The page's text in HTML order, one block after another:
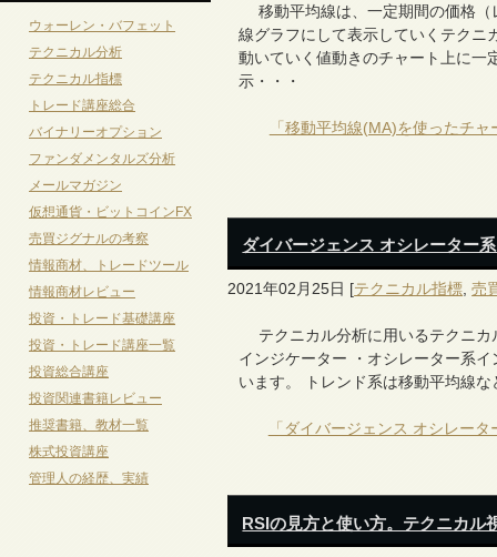
移動平均線は、一定期間の価格（
線グラフにして表示していくテクニ
動いていく値動きのチャート上に一
示・・・
「移動平均線(MA)を使ったチ
ダイバージェンス オシレーター
2021年02月25日 [テクニカル指標,売
テクニカル分析に用いるテクニカ
インジケーター ・オシレーター系
います。 トレンド系は移動平均線
「ダイバージェンス オシレー
RSIの見方と使い方。テクニカル
ウォーレン・バフェット
テクニカル分析
テクニカル指標
トレード講座総合
バイナリーオプション
ファンダメンタルズ分析
メールマガジン
仮想通貨・ビットコインFX
売買ジグナルの考察
情報商材、トレードツール
情報商材レビュー
投資・トレード基礎講座
投資・トレード講座一覧
投資総合講座
投資関連書籍レビュー
推奨書籍、教材一覧
株式投資講座
管理人の経歴、実績